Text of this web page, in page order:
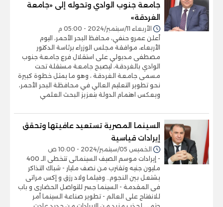
جامعة جنوب الوادي وتحوله إلى «جامعة
الغردقة»
الأربعاء 11/سبتمبر/2024 - 05:00 م
أعلن عمرو حنفي، محافظ البحر الأحمر، اليوم
الأربعاء، موافقة مجلس الوزراء برئاسة الدكتور
مصطفى مدبولي على استقلال فرع جامعة جنوب
الوادي بالغردقة، ليصبح جامعة مستقلة تحت
مسمى جامعة الغردقة ، وهو ما يمثل خطوة كبيرة
نحو تطوير التعليم العالي في محافظة البحر الأحمر،
ويعكس اهتمام الدولة بتعزيز البحث العلمي
السينما المصرية تستعيد عافيتها وتحقق
إيرادات قياسية
الخميس 05/سبتمبر/2024 - 10:00 ص
- إيرادات موسم الصيف السينمائى تتخطى الـ 400
مليون جنيه وتقترب من نصف مليار - شباك التذاكر
يشتعل بين النجوم.. وفيلما ولاد رزق و إكس مراتى
فى المقدمة - السينما جسر للتواصل الحضارى و باب
للانفتاح على العالم - تطوير صناعة السينما أمر